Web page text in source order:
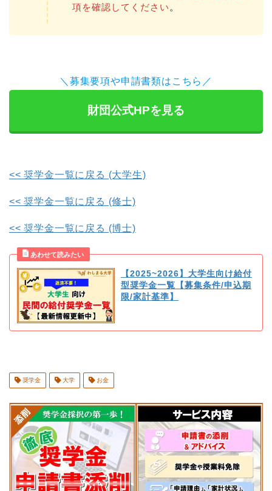
項を確認してください 。
＼募集要項や申請書類はこちら／
財団公式HPを見る
<< 奨学金一覧に戻る (大学生)
<< 奨学金一覧に戻る (修士)
<< 奨学金一覧に戻る (博士)
【2025~2026】大学生向け給付
型奨学金一覧【募集条件/申込期
限/家計基準】
奨学金 大学 お金